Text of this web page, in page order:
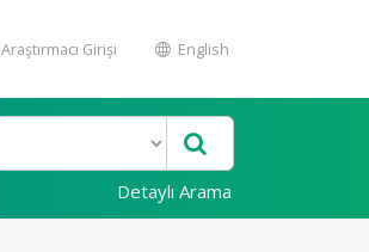
Araştırmacı Girişi English
Detaylı Arama